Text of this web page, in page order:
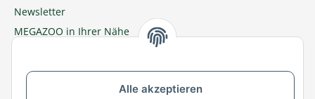
Alle akzeptieren
Newsletter
MEGAZOO in Ihrer Nähe
Zu MEGAZOO-nord.de wechseln
Versandpartner & Zahlungsmöglichkeiten